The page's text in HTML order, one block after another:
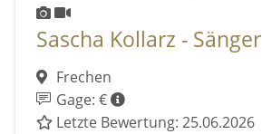
Sascha Kollarz - Sänger
Frechen
Gage: €
Letzte Bewertung: 25.06.2026